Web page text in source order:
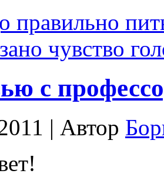
правильно
чувство
с
| Автор